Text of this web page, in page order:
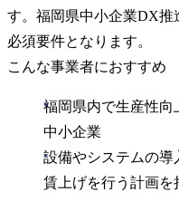
す。福岡県中小企業DX推
必須要件となります。
こんな事業者におすすめ
福岡県内で生産性向
中小企業
設備やシステムの導
賃上げを行う計画を